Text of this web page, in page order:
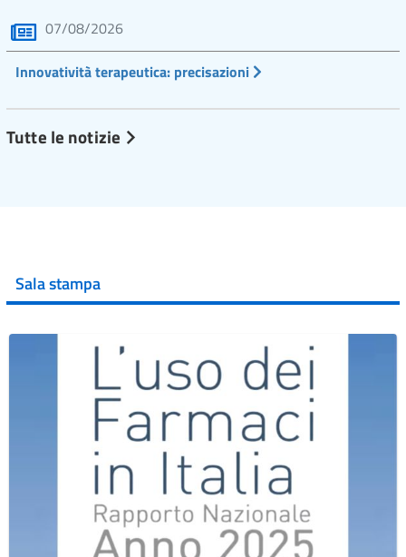
07/08/2026
Innovatività terapeutica: precisazioni
Tutte le notizie
Sala stampa